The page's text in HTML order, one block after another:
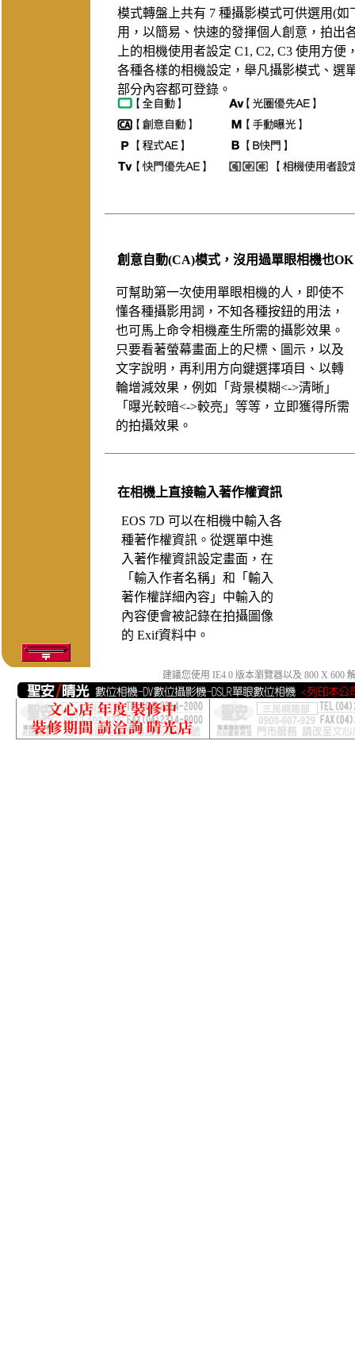
模式轉盤上共有 7 種攝影模式可供選用(
用，以簡易、快速的發揮個人創意，拍出
上的相機使用者設定 C1, C2, C3 使用方
各種各樣的相機設定，舉凡攝影模式、選
部分內容都可登錄。
創意自動(CA)模式，沒用過單眼相機也OK
可幫助第一次使用單眼相機的人，即使不
懂各種攝影用詞，不知各種按鈕的用法，
也可馬上命令相機產生所需的攝影效果。
只要看著螢幕畫面上的尺標、圖示，以及
文字說明，再利用方向鍵選擇項目、以轉
輪增減效果，例如「背景模糊<->清晰」
「曝光較暗<->較亮」等等，立即獲得所需
的拍攝效果。
在相機上直接輸入著作權資訊
EOS 7D 可以在相機中輸入各
種著作權資訊。從選單中進
入著作權資訊設定畫面，在
「輸入作者名稱」和「輸入
著作權詳細內容」中輸入的
內容便會被記錄在拍攝圖像
的 Exif資料中。
建議您使用 IE4.0 版本瀏覽器以及 800 X 600